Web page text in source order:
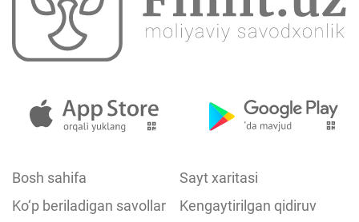
Bosh sahifa
Sayt xaritasi
Ko‘p beriladigan savollar
Kengaytirilgan qidiruv